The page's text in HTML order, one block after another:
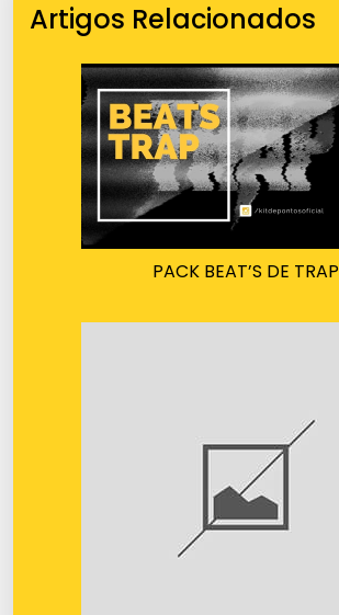
Artigos Relacionados
PACK BEAT’S DE TRAP